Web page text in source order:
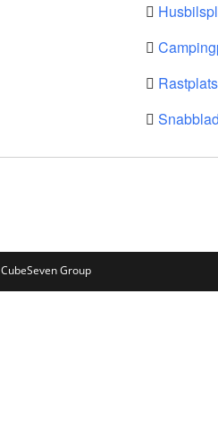
CubeSeven Group